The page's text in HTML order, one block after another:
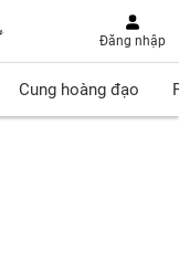
Đăng nhập
Cung hoàng đạo